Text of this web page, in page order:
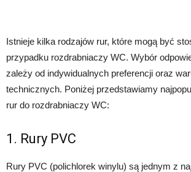
Istnieje kilka rodzajów rur, które mogą być
przypadku rozdrabniaczy WC. Wybór
zależy od indywidualnych preferencji oraz
technicznych. Poniżej przedstawiamy
rur do rozdrabniaczy WC:
1. Rury PVC
Rury PVC (polichlorek winylu) są jednym z